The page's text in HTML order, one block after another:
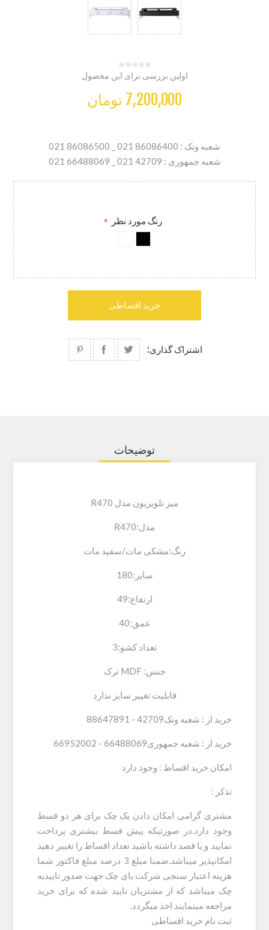
اولین بررسی برای این محصول
7,200,000 تومان
شعبه ونک : 86086400 021 _ 86086500 021
شعبه جمهوری : 42709 021 _ 66488069 021
رنگ مورد نظر *
خرید اقساطی
اشتراک گذاری:
توضیحات
میز تلویزیون مدل R470
مدل:R470
رنگ:مشکی مات/سفید مات
سایز:180
ارتفاع:49
عمق:40
تعداد کشو:3
جنس: MDF ترک
قابلیت تغییر سایز ندارد
خرید از : شعبه ونک42709 -
88647891
خرید از : شعبه جمهوری66488069 -
66952002
امکان خرید اقساط : وجود دارد
تذکر :
مشتری گرامی امکان دادن یک چک برای هر دو قسط
وجود دارد.در صورتیکه پیش قسط بیشتری پرداخت
نمایید و یا قصد داشته باشید تعداد اقساط را تغییر دهید
امکانپذیر میباشد.ضمنا مبلغ 3 درصد مبلغ فاکتور شما
هزینه اعتبار سنجی شرکت بای چک جهت صدور تاییدیه
چک میباشد که از مشتریان تایید شده که برای خرید
مراجعه مینمایند اخذ میگردد.
ثبت نام خرید اقساطی